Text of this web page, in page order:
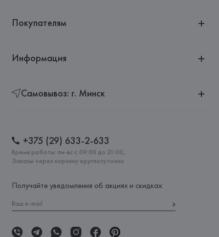
Покупателям
Информация
Самовывоз: г. Минск
+375 (29) 633-2-633
Время работы: пн-вс с 09:00 до 21:00,
Заказы через корзину круглосуточно
Получайте уведомления об акциях и скидках: